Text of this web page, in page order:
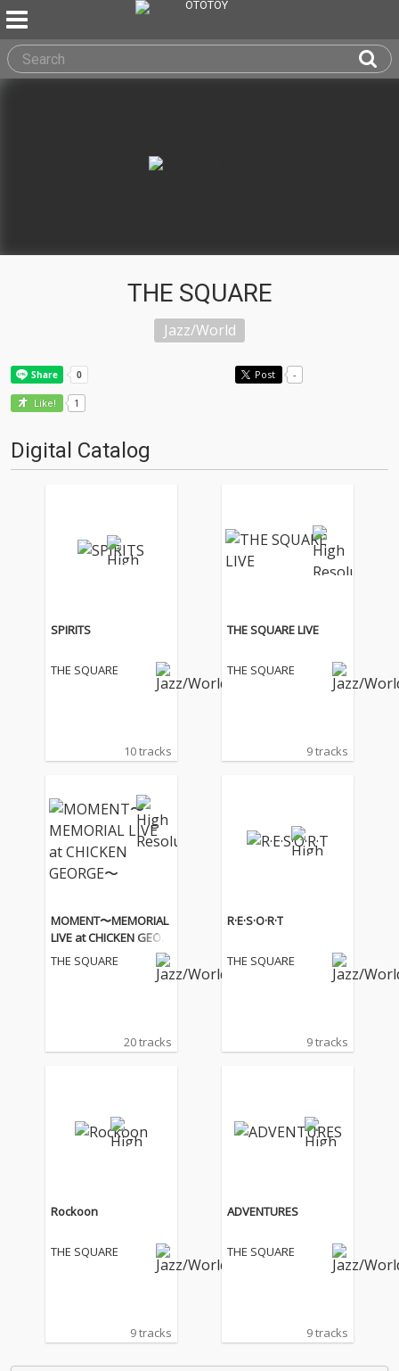
THE SQUARE
Jazz/World
Post -
Like! 1
Digital Catalog
SPIRITS
THE SQUARE
10 tracks
THE SQUARE LIVE
THE SQUARE
9 tracks
MOMENT〜MEMORIAL
LIVE at CHICKEN GEOR
GE〜
THE SQUARE
20 tracks
R·E·S·O·R·T
THE SQUARE
9 tracks
Rockoon
THE SQUARE
9 tracks
ADVENTURES
THE SQUARE
9 tracks